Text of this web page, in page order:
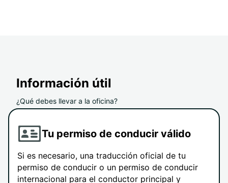
Información útil
¿Qué debes llevar a la oficina?
Tu permiso de conducir válido
Si es necesario, una traducción oficial de tu
permiso de conducir o un permiso de conducir
internacional para el conductor principal y